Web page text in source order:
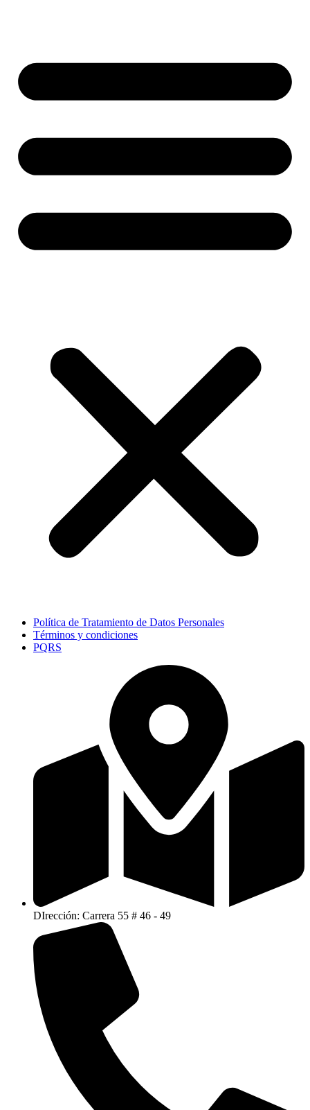
Política de Tratamiento de Datos Personales
Términos y condiciones
PQRS
DIrección: Carrera 55 # 46 - 49